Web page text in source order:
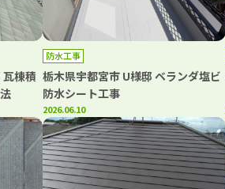
瓦棟積
防水工事
栃木県宇都宮市 U様邸 ベランダ塩ビ
防水シート工事
2026.06.10